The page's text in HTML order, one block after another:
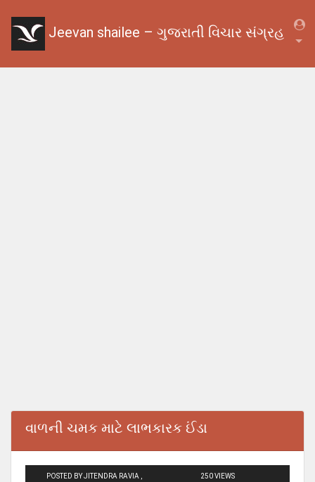
Jeevan shailee – ગુજરાતી વિચાર સંગ્રહ
વાળની ચમક માટે લાભકારક ઈંડા
POSTED BY JITENDRA RAVIA ,
250 VIEWS